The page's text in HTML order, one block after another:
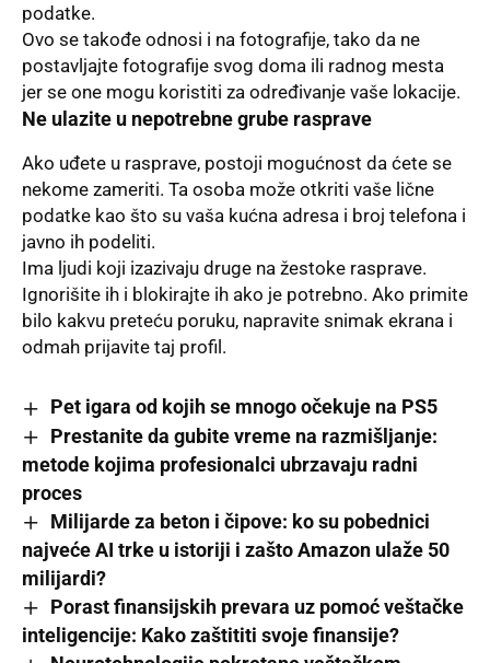
podatke.
Ovo se takođe odnosi i na fotografije, tako da ne
postavljajte fotografije svog doma ili radnog mesta
jer se one mogu koristiti za određivanje vaše lokacije.
Ne ulazite u nepotrebne grube rasprave
Ako uđete u rasprave, postoji mogućnost da ćete se
nekome zameriti. Ta osoba može otkriti vaše lične
podatke kao što su vaša kućna adresa i broj telefona i
javno ih podeliti.
Ima ljudi koji izazivaju druge na žestoke rasprave.
Ignorišite ih i blokirajte ih ako je potrebno. Ako primite
bilo kakvu preteću poruku, napravite snimak ekrana i
odmah prijavite taj profil.
Pet igara od kojih se mnogo očekuje na PS5
Prestanite da gubite vreme na razmišljanje:
metode kojima profesionalci ubrzavaju radni
proces
Milijarde za beton i čipove: ko su pobednici
najveće AI trke u istoriji i zašto Amazon ulaže 50
milijardi?
Porast finansijskih prevara uz pomoć veštačke
inteligencije: Kako zaštititi svoje finansije?